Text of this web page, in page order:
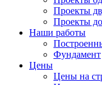
Проекты
Проекты
Наши работы
Фундамент
Цены
Цены на